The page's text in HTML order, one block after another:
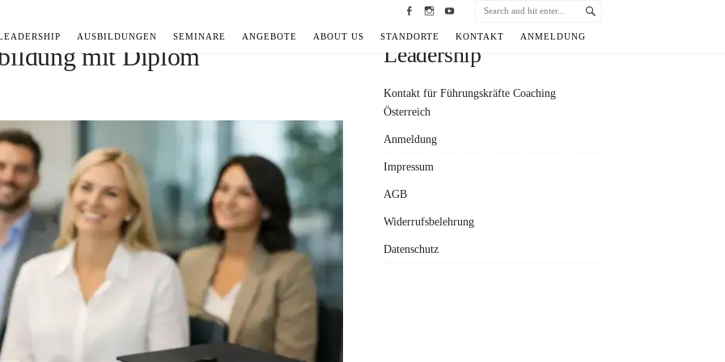
AUSBILDUNGEN SEMINARE ANGEBOTE ABOUT US STANDORTE KONTAKT ANMELDUNG
Facebook
Instagram
YouTube
mit Diplom Leadership
Kontakt für Führungskräfte Coaching
Österreich
Anmeldung
Impressum
AGB
Widerrufsbelehrung
Datenschutz